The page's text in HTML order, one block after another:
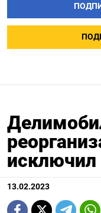
исключил
13.02.2023